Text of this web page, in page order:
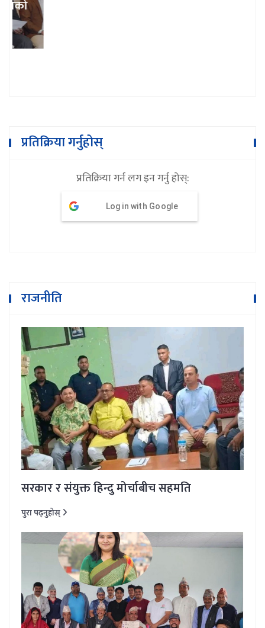
भारतले जित्याे यू–१९ महिला विश्वकप उपाधि
प्रतिक्रिया गर्नुहोस्
प्रतिक्रिया गर्न लग इन गर्नु होस्:
Log in with Google
राजनीति
सरकार र संयुक्त हिन्दु मोर्चाबीच सहमति
पुरा पढ्नुहोस्